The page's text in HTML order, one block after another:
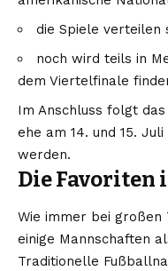
die Spiele verteilen
noch wird teils in
dem Viertelfinale
Im Anschluss folgt
ehe am 14. und 15.
werden.
Die Favoriten
Wie immer bei
einige Mannschaften
Traditionelle